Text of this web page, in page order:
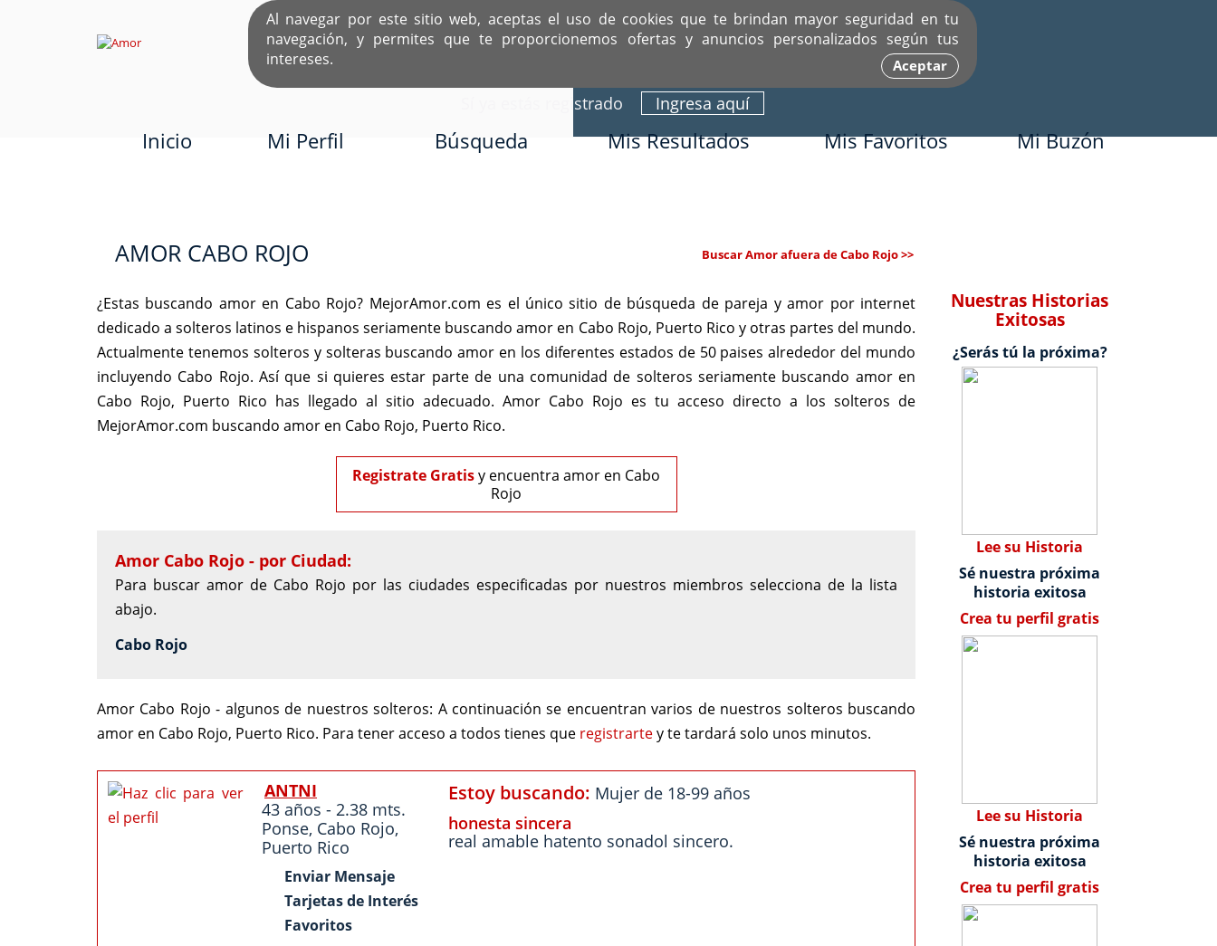
Al navegar por este sitio web, aceptas el uso de cookies que te brindan mayor seguridad en tu
navegación, y permites que te proporcionemos ofertas y anuncios personalizados según tus
intereses.
Aceptar
EL ÚNICO SITIO DEDICADO A SOLTEROS HISPANOS COMO TÚ
Ingresa aquí
Sí ya estás registrado
Inicio Mi Perfil Búsqueda Mis Resultados Mis Favoritos Mi Buzón
AMOR CABO ROJO Buscar Amor afuera de Cabo Rojo >>
¿Estas buscando amor en Cabo Rojo? MejorAmor.com es el único sitio de búsqueda de pareja y amor por internet
dedicado a solteros latinos e hispanos seriamente buscando amor en Cabo Rojo, Puerto Rico y otras partes del mundo.
Actualmente tenemos solteros y solteras buscando amor en los diferentes estados de 50 paises alrededor del mundo
incluyendo Cabo Rojo. Así que si quieres estar parte de una comunidad de solteros seriamente buscando amor en
Cabo Rojo, Puerto Rico has llegado al sitio adecuado. Amor Cabo Rojo es tu acceso directo a los solteros de
MejorAmor.com buscando amor en Cabo Rojo, Puerto Rico.
Registrate Gratisy encuentra amor en Cabo
Rojo
Amor Cabo Rojo - por Ciudad:
Para buscar amor de Cabo Rojo por las ciudades especificadas por nuestros miembros selecciona de la lista
abajo.
Cabo Rojo
Amor Cabo Rojo - algunos de nuestros solteros: A continuación se encuentran varios de nuestros solteros buscando
amor en Cabo Rojo, Puerto Rico. Para tener acceso a todos tienes que registrartey te tardará solo unos minutos.
ANTNI
43 años - 2.38 mts.
Ponse, Cabo Rojo,
Puerto Rico
Enviar Mensaje
Tarjetas de Interés
Favoritos
Estoy buscando: Mujer de 18-99 años
honesta sincera
real amable hatento sonadol sincero.
Nuestras Historias
Exitosas
¿Serás tú la próxima?
Lee su Historia
Sé nuestra próxima
historia exitosa
Crea tu perfil gratis
Lee su Historia
Sé nuestra próxima
historia exitosa
Crea tu perfil gratis